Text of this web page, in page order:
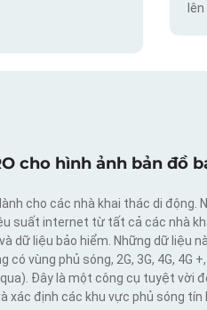
cho hình ảnh bản đồ
cho các nhà khai thác di
suất internet từ tất cả các nhà
dữ liệu bảo hiểm. Những dữ liệu
có vùng phủ sóng, 2G, 3G, 4G, 4G
Đây là một công cụ tuyệt vời
xác định các khu vực phủ sóng tín